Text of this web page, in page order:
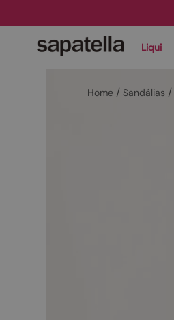
Liqui
Sandálias